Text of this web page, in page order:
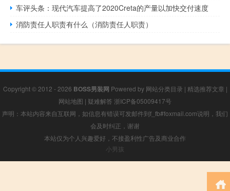
车评头条：现代汽车提高了2020Creta的产量以加快交付速度
消防责任人职责有什么（消防责任人职责）
Copyright © 2012 - 2026 BOSS男装网 Powered by 网站分类目录 | 精选推荐文章 |
网站地图 | 疑难解答 浙ICP备05009417号
声明：本站内容来自互联网，如信息有错误可发邮件到f_fb#foxmail.com说明，我们
会及时纠正，谢谢
本站仅为个人兴趣爱好，不接盈利性广告及商业合作
小男孩